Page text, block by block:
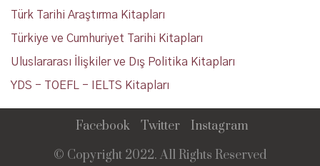
Türk Tarihi Araştırma Kitapları
Türkiye ve Cumhuriyet Tarihi Kitapları
Uluslararası İlişkiler ve Dış Politika Kitapları
YDS - TOEFL - IELTS Kitapları
Facebook Twitter
Instagram
© Copyright 2022. All Rights Reserved